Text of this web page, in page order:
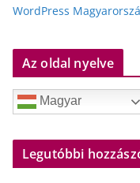
WordPress
Az oldal nyelve
Magyar
Legutóbbi